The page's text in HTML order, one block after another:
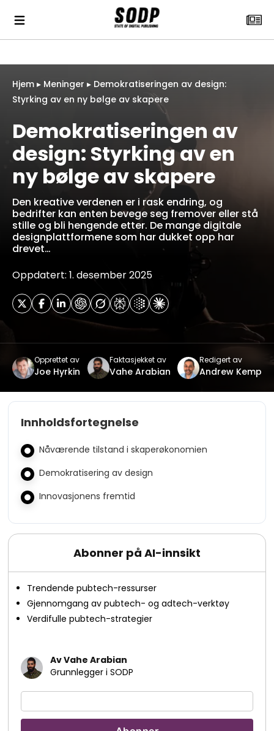
Hjem ▸ Meninger ▸ Demokratiseringen av design:
Styrking av en ny bølge av skapere
Demokratiseringen av
design: Styrking av en
ny bølge av skapere
Den kreative verdenen er i rask endring, og
bedrifter kan enten bevege seg fremover eller stå
stille og bli hengende etter. De mange digitale
designplattformene som har dukket opp har
drevet…
Oppdatert: 1. desember 2025
Opprettet av
Joe Hyrkin
Faktasjekket av
Vahe Arabian
Redigert av
Andrew Kemp
Innholdsfortegnelse
Nåværende tilstand i skaperøkonomien
Demokratisering av design
Innovasjonens fremtid
Abonner på AI-innsikt
Trendende pubtech-ressurser
Gjennomgang av pubtech- og adtech-verktøy
Verdifulle pubtech-strategier
Av Vahe Arabian
Grunnlegger i SODP